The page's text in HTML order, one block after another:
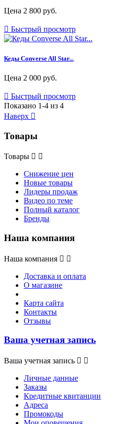
Цена 2 800 руб.
 Быстрый просмотр
Кеды Converse All Star...
Цена 2 000 руб.
 Быстрый просмотр
Показано 1-4 из 4
Наверх 
Товары
Товары  
Снижение цен
Новые товары
Лидеры продаж
Видео по теме
Полный каталог
Бренды
Наша компания
Наша компания  
Доставка и оплата
О магазине
Карта сайта
Контакты
Отзывы
Ваша учетная запись
Ваша учетная запись  
Личные данные
Заказы
Кредитные квитанции
Адреса
Промокоды